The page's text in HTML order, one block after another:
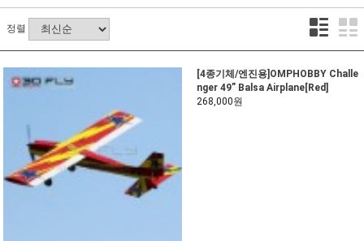
정렬
[4종기체/엔진용]OMPHOBBY Challe
nger 49” Balsa Airplane[Red]
268,000원